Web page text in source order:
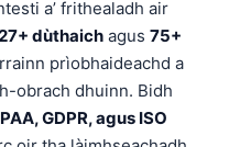
a’ frithealadh air
dùthaich agus 75+
prìobhaideachd a
obrach dhuinn. Bidh
GDPR, agus ISO